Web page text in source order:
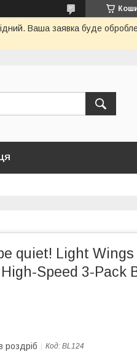
Ваша заявка буде
quiet! Light Wings
Speed 3-Pack
роздріб Код: BL124